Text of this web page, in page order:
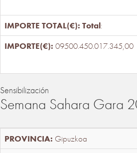
Total:
09500.450.017.345,00
Sensibilización
Semana Sahara Gara
Gipuzkoa